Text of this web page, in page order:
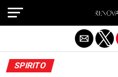
SPIRITO
Exit